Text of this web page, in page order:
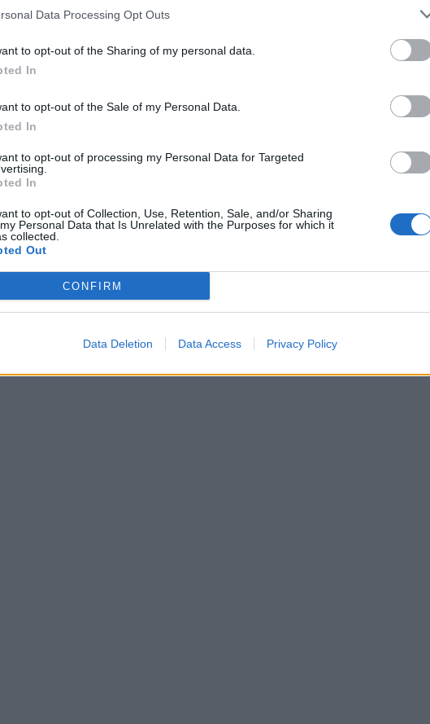
Data Processing Opt Outs
to opt-out of the Sharing of my personal data.
In
to opt-out of the Sale of my Personal Data.
In
to opt-out of processing my Personal Data for Targeted
In
to opt-out of Collection, Use, Retention, Sale, and/or Sharing
Personal Data that Is Unrelated with the Purposes for which it
collected.
Out
CONFIRM
Data Deletion Data Access Privacy Policy